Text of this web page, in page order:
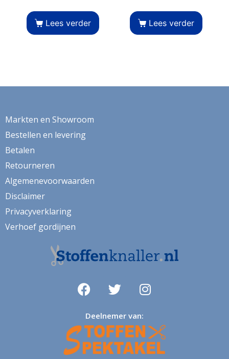
Lees verder Lees verder
Markten en Showroom
Bestellen en levering
Betalen
Retourneren
Algemenevoorwaarden
Disclaimer
Privacyverklaring
Verhoef gordijnen
Deelnemer van: